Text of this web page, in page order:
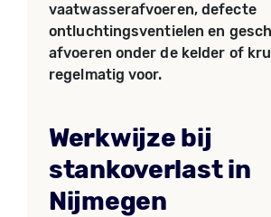
vaatwasserafvoeren, defecte
ontluchtingsventielen en
afvoeren onder de kelder of
regelmatig voor.
Werkwijze bij
stankoverlast in
Nijmegen